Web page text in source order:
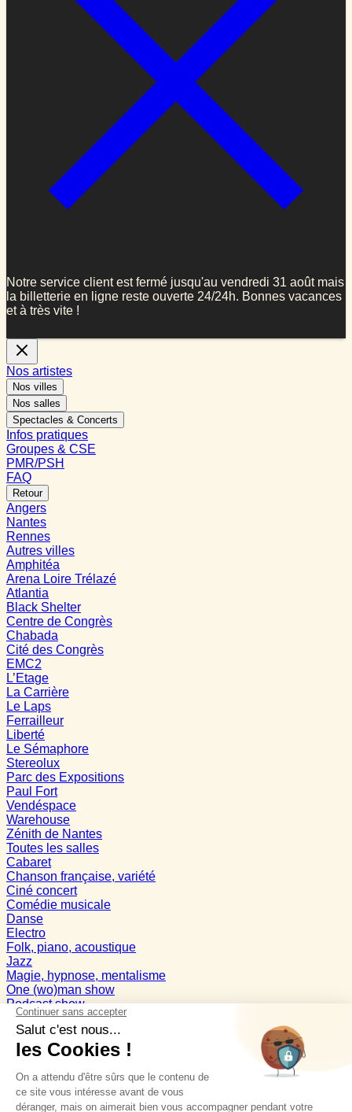
Notre service client est fermé jusqu'au vendredi 31 août mais
la billetterie en ligne reste ouverte 24/24h. Bonnes vacances
et à très vite !
Nos artistes
Nos villes
Nos salles
Spectacles & Concerts
Infos pratiques
Groupes & CSE
PMR/PSH
FAQ
Retour
Angers
Nantes
Rennes
Autres villes
Amphitéa
Arena Loire Trélazé
Atlantia
Black Shelter
Centre de Congrès
Chabada
Cité des Congrès
EMC2
L’Etage
La Carrière
Le Laps
Ferrailleur
Liberté
Le Sémaphore
Stereolux
Parc des Expositions
Paul Fort
Vendéspace
Warehouse
Zénith de Nantes
Toutes les salles
Cabaret
Chanson française, variété
Ciné concert
Comédie musicale
Danse
Electro
Folk, piano, acoustique
Jazz
Magie, hypnose, mentalisme
One (wo)man show
Podcast show
Pop
Rap
Reggae
RnB, Hip-Hop
Rock, Hard Rock
Variété internationale
Spectacle enfant